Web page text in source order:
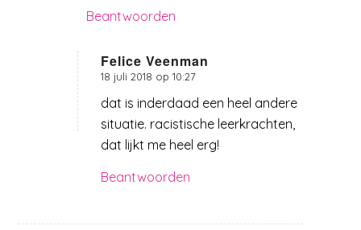
Beantwoorden
Felice Veenman
zegt:
18 juli 2018 op 10:27
dat is inderdaad een heel andere
situatie. racistische leerkrachten,
dat lijkt me heel erg!
Beantwoorden